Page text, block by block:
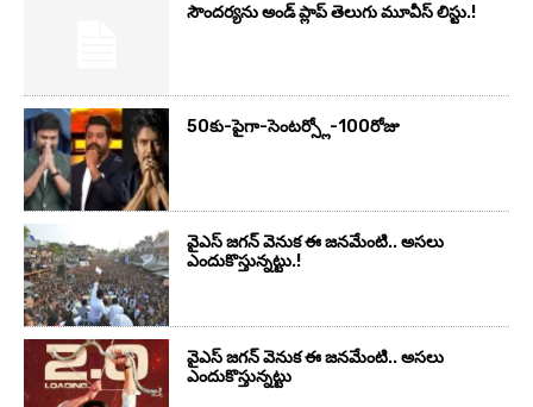
సౌందర్యను అండ్‌ ప్లాప్‌ తెలుగు మూవీస్‌ లిస్టు.!
50కు-పైగా-సెంటర్స్లో-100రోజు
వైఎస్‌ జగన్‌ వెనుక ఈ జనమేంటి.. అసలు
ఎందుకొస్తున్నట్టు.!
వైఎస్‌ జగన్‌ వెనుక ఈ జనమేంటి.. అసలు
ఎందుకొస్తున్నట్టు